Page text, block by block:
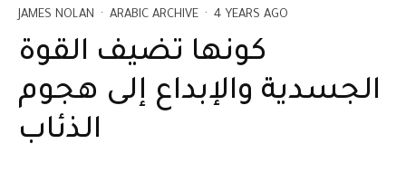
JAMES NOLAN · ARABIC ARCHIVE · 4 YEARS AGO
كونها تضيف القوة
الجسدية والإبداع إلى هجوم
الذئاب